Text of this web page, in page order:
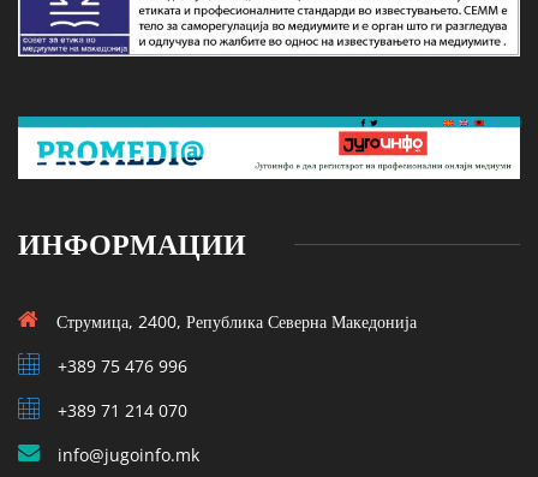
ИНФОРМАЦИИ
Струмица, 2400, Република Северна Македонија
+389 75 476 996
+389 71 214 070
info@jugoinfo.mk